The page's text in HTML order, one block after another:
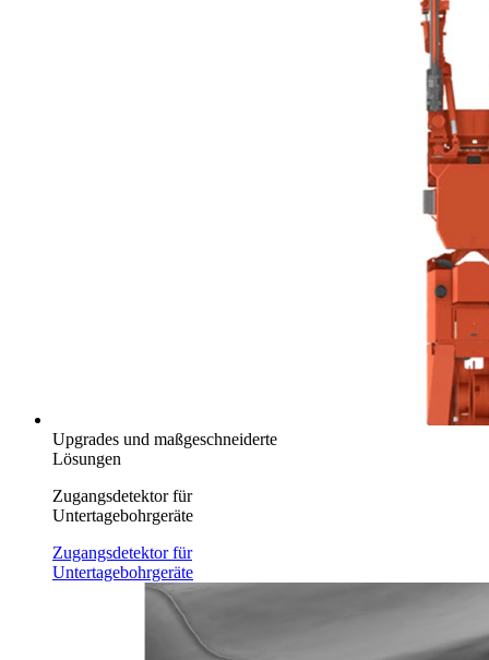
Upgrades und maßgeschneiderte
Lösungen
Zugangsdetektor für
Untertagebohrgeräte
Zugangsdetektor für
Untertagebohrgeräte